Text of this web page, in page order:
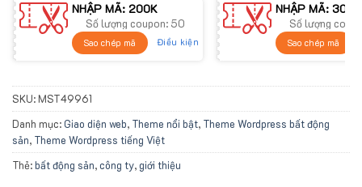
NHẬP MÃ: 200K
Số lượng coupon: 50
Sao chép mã Điều kiện
NHẬP MÃ: 300K
Số lượng
Sao chép mã
SKU: MST49961
Danh mục:Giao diện web, Theme nổi bật, Theme Wordpress bất động
sản, Theme Wordpress tiếng Việt
Thẻ:bất động sản,công ty,giới thiệu